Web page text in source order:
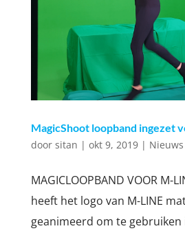
MagicShoot loopband ingezet
door sitan | okt 9, 2019| Nieuws
MAGICLOOPBAND VOOR M-
heeft het logo van M-LINE
geanimeerd om te